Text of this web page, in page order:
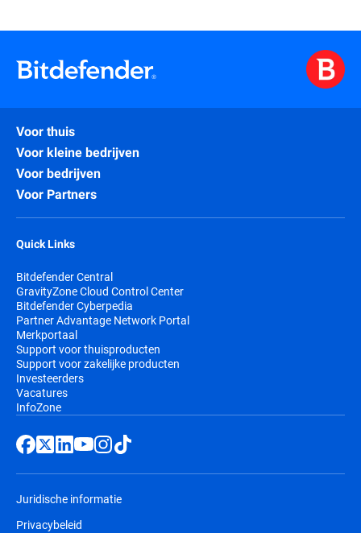
Voor thuis
Voor kleine bedrijven
Voor bedrijven
Voor Partners
Quick Links
Bitdefender Central
GravityZone Cloud Control Center
Bitdefender Cyberpedia
Partner Advantage Network Portal
Merkportaal
Support voor thuisproducten
Support voor zakelijke producten
Investeerders
Vacatures
InfoZone
Juridische informatie
Privacybeleid